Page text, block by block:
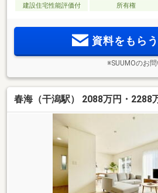
建設住宅性能評価付
所有権
資料をもら
※SUUMOのお
春海（干潟駅） 2088万円・2288